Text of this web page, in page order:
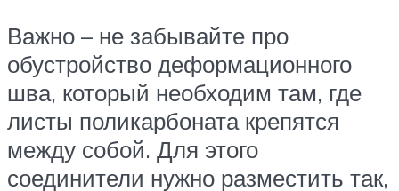
Важно – не забывайте про
обустройство деформационного
шва, который необходим там, где
листы поликарбоната крепятся
между собой. Для этого
соединители нужно разместить так,